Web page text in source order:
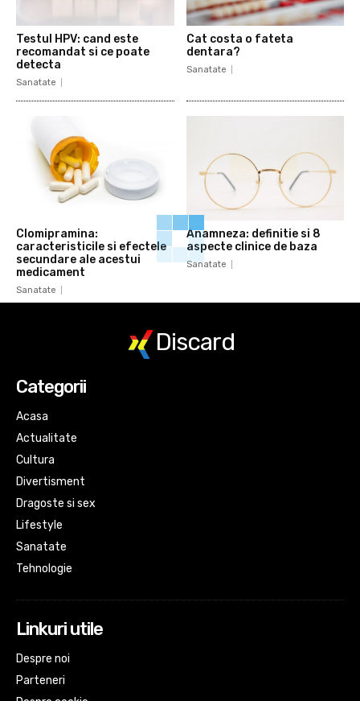
Testul HPV: cand este
recomandat si ce poate
detecta
Sanatate
Cat costa o fateta
dentara?
Sanatate
Clomipramina:
caracteristicile si efectele
secundare ale acestui
medicament
Sanatate
Anamneza: definitie si 8
aspecte clinice de baza
Sanatate
Discard
Categorii
Acasa
Actualitate
Cultura
Divertisment
Dragoste si sex
Lifestyle
Sanatate
Tehnologie
Linkuri utile
Despre noi
Parteneri